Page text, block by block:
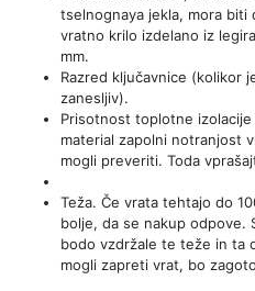
tselnognaya jekla, mora biti
vratno krilo izdelano iz
mm.
Razred ključavnice (kolikor
zanesljiv).
Prisotnost toplotne
material zapolni notranjost
mogli preveriti. Toda
Teža. Če vrata tehtajo do
bolje, da se nakup odpove.
bodo vzdržale te teže in ta
mogli zapreti vrat, bo